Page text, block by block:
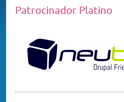
Patrocinador Platino